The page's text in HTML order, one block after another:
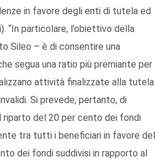
in favore degli enti di tutela ed
“In particolare, l’obiettivo della
Sileo – è di consentire una
segua una ratio più premiante per
attività finalizzate alla tutela
Si prevede, pertanto, di
riparto del 20 per cento dei fondi
tra tutti i beneficiari in favore del
dei fondi suddivisi in rapporto al